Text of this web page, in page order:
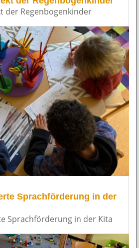
der Regenbogenkinder
Sprachförderung in der
Sprachförderung in der Kita